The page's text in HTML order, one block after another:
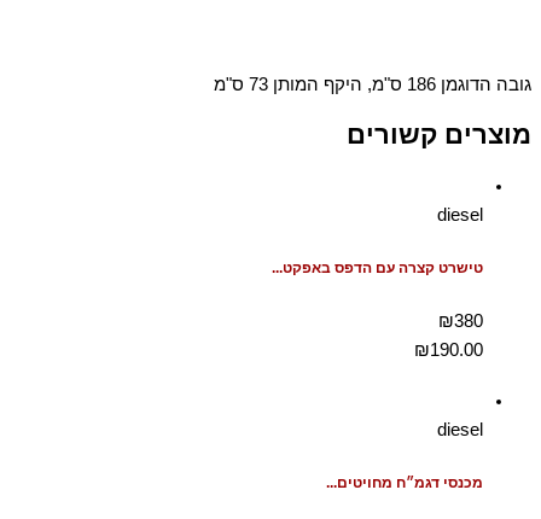
גובה הדוגמן 186 ס"מ, היקף המותן 73 ס"מ
מוצרים קשורים
diesel
טישרט קצרה עם הדפס באפקט...
₪380
₪190.00
diesel
מכנסי דגמ״ח מחויטים...